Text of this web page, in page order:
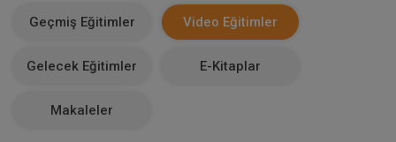
0
Geçmiş Eğitimler Video Eğitimler
Gelecek Eğitimler E-Kitaplar
Makaleler